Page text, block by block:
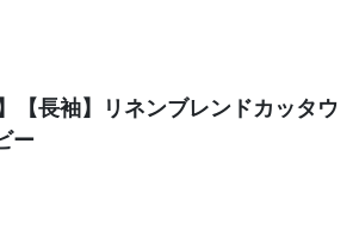
【長袖】リネンブレンドカッタウ
ー